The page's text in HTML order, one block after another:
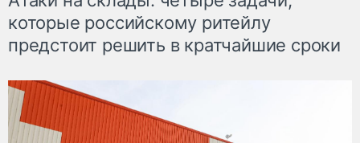
которые российскому ритейлу
предстоит решить в кратчайшие сроки